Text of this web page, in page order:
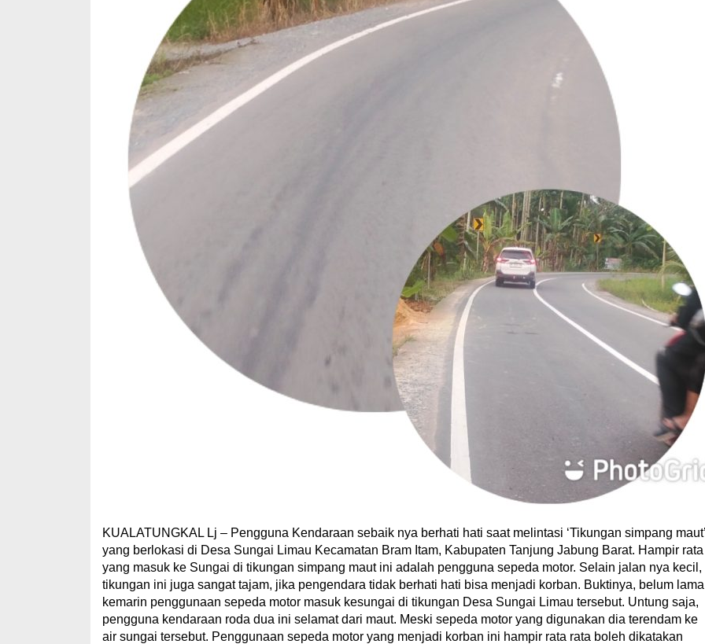
KUALATUNGKAL Lj – Pengguna Kendaraan sebaik nya berhati hati saat melintasi ‘Tikungan simpang maut’
yang berlokasi di Desa Sungai Limau Kecamatan Bram Itam, Kabupaten Tanjung Jabung Barat. Hampir rata
yang masuk ke Sungai di tikungan simpang maut ini adalah pengguna sepeda motor. Selain jalan nya kecil,
tikungan ini juga sangat tajam, jika pengendara tidak berhati hati bisa menjadi korban. Buktinya, belum lama
kemarin penggunaan sepeda motor masuk kesungai di tikungan Desa Sungai Limau tersebut. Untung saja,
pengguna kendaraan roda dua ini selamat dari maut. Meski sepeda motor yang digunakan dia terendam ke
air sungai tersebut. Penggunaan sepeda motor yang menjadi korban ini hampir rata rata boleh dikatakan